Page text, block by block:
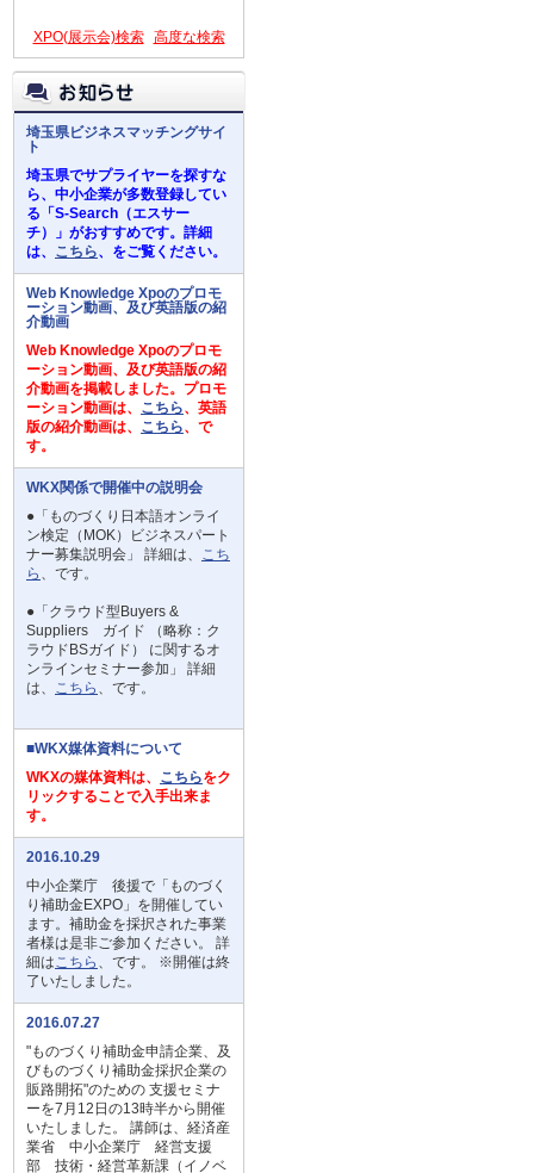
XPO(展示会)検索 高度な検索
埼玉県ビジネスマッチングサイ
ト
埼玉県でサプライヤーを探すな
ら、中小企業が多数登録してい
る「S-Search（エスサー
チ）」がおすすめです。詳細
は、 こちら、をご覧ください。
Web Knowledge Xpoのプロモ
ーション動画、及び英語版の紹
介動画
Web Knowledge Xpoのプロモ
ーション動画、及び英語版の紹
介動画を掲載しました。プロモ
ーション動画は、 こちら、英語
版の紹介動画は、 こちら、で
す。
WKX関係で開催中の説明会
●「ものづくり日本語オンライ
ン検定（MOK）ビジネスパート
ナー募集説明会」 詳細は、 こち
ら 、です。
●「クラウド型Buyers &
Suppliers ガイド （略称：ク
ラウドBSガイド） に関するオ
ンラインセミナー参加」 詳細
は、 こちら 、です。
■WKX媒体資料について
WKXの媒体資料は、 こちらをク
リックすることで入手出来ま
す。
2016.10.29
中小企業庁 後援で「ものづく
り補助金EXPO」を開催してい
ます。補助金を採択された事業
者様は是非ご参加ください。 詳
細はこちら 、です。 ※開催は終
了いたしました。
2016.07.27
"ものづくり補助金申請企業、及
びものづくり補助金採択企業の
販路開拓"のための 支援セミナ
ーを7月12日の13時半から開催
いたしました。 講師は、経済産
業省 中小企業庁 経営支援
部 技術・経営革新課（イノベ